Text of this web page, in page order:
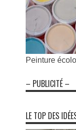
Peinture
– PUBLICITÉ –
LE TOP DES